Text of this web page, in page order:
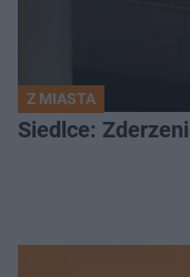
Z MIASTA
Siedlce: